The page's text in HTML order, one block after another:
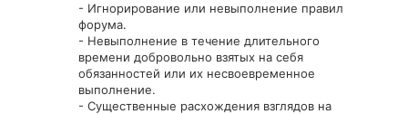
- Игнорирование или невыполнение правил
форума.
- Невыполнение в течение длительного
времени добровольно взятых на себя
обязанностей или их несвоевременное
выполнение.
- Существенные расхождения взглядов на